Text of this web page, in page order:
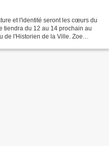
et l'identité seront les cœurs du
tiendra du 12 au 14 prochain au
de l'Historien de la Ville. Zoe